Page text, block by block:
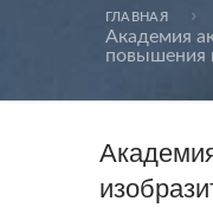
ГЛАВНАЯ
Академия
повышения